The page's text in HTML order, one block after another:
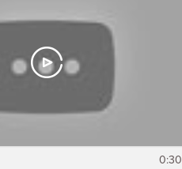
0:30